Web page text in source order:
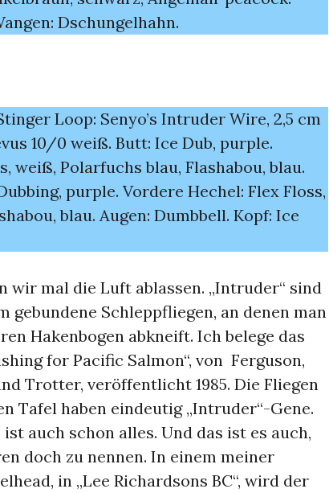
Dschungelhahn.
Loop: Senyo’s Intruder Wire, 2,5 cm
10/0 weiß. Butt: Ice Dub, purple.
weiß, Polarfuchs blau, Flashabou, blau.
purple. Vordere Hechel: Flex Floss,
blau. Augen: Dumbbell. Kopf: Ice
wir mal die Luft ablassen. „Intruder“ sind
gebundene Schleppfliegen, an denen man
Hakenbogen abkneift. Ich belege das
for Pacific Salmon“, von Ferguson,
Trotter, veröffentlicht 1985. Die Fliegen
Tafel haben eindeutig „Intruder“-Gene.
auch schon alles. Und das ist es auch,
doch zu nennen. In einem meiner
in „Lee Richardsons BC“, wird der